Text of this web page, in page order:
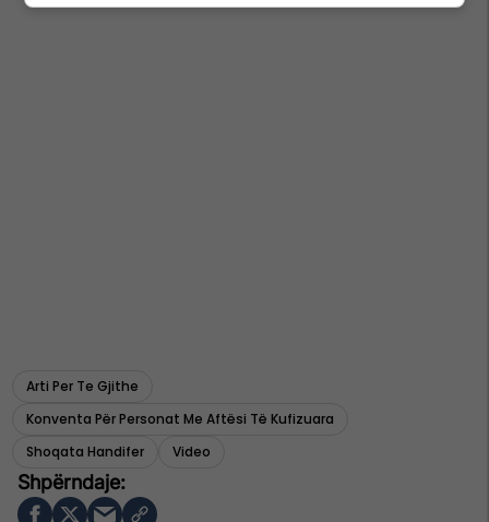
Arti Per Te Gjithe
Konventa Për Personat Me Aftësi Të Kufizuara
Shoqata Handifer
Video